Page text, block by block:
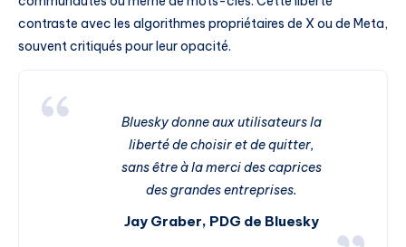
contraste avec les algorithmes propriétaires de X ou de Meta,
souvent critiqués pour leur opacité.
Bluesky donne aux utilisateurs la
liberté de choisir et de quitter,
sans être à la merci des caprices
des grandes entreprises.
Jay Graber, PDG de Bluesky